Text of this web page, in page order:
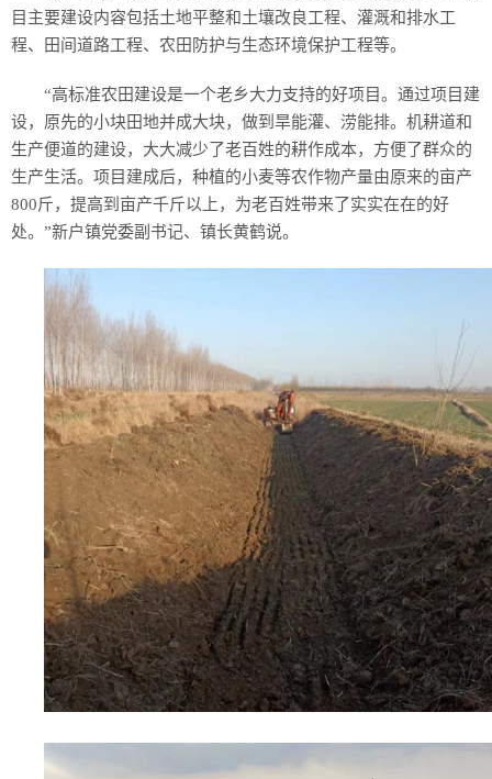
目主要建设内容包括土地平整和土壤改良工程、灌溉和排水工
程、田间道路工程、农田防护与生态环境保护工程等。
“高标准农田建设是一个老乡大力支持的好项目。通过项目建
设，原先的小块田地并成大块，做到旱能灌、涝能排。机耕道和
生产便道的建设，大大减少了老百姓的耕作成本，方便了群众的
生产生活。项目建成后，种植的小麦等农作物产量由原来的亩产
800斤，提高到亩产千斤以上，为老百姓带来了实实在在的好
处。”新户镇党委副书记、镇长黄鹤说。